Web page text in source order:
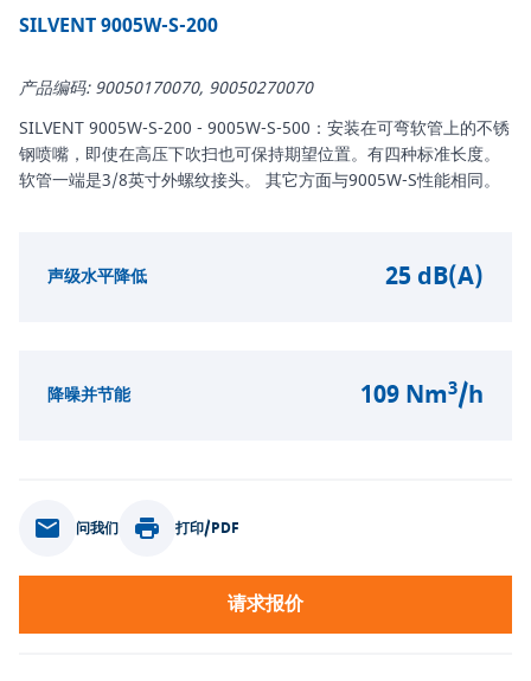
SILVENT 9005W-S-200
产品编码: 90050170070, 90050270070
SILVENT 9005W-S-200 - 9005W-S-500：安装在可弯软管上的不锈
钢喷嘴，即使在高压下吹扫也可保持期望位置。有四种标准长度。
软管一端是3/8英寸外螺纹接头。 其它方面与9005W-S性能相同。
声级水平降低 25 dB(A)
降噪并节能 109 Nm3/h
问我们 打印/PDF
请求报价